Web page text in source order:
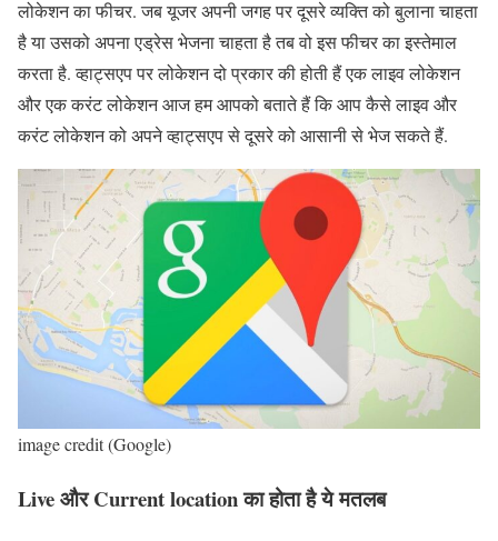
लोकेशन का फीचर. जब यूजर अपनी जगह पर दूसरे व्यक्ति को बुलाना चाहता
है या उसको अपना एड्रेस भेजना चाहता है तब वो इस फीचर का इस्तेमाल
करता है. व्हाट्सएप पर लोकेशन दो प्रकार की होती हैं एक लाइव लोकेशन
और एक करंट लोकेशन आज हम आपको बताते हैं कि आप कैसे लाइव और
करंट लोकेशन को अपने व्हाट्सएप से दूसरे को आसानी से भेज सकते हैं.
image credit (Google)
Live और Current location का होता है ये मतलब